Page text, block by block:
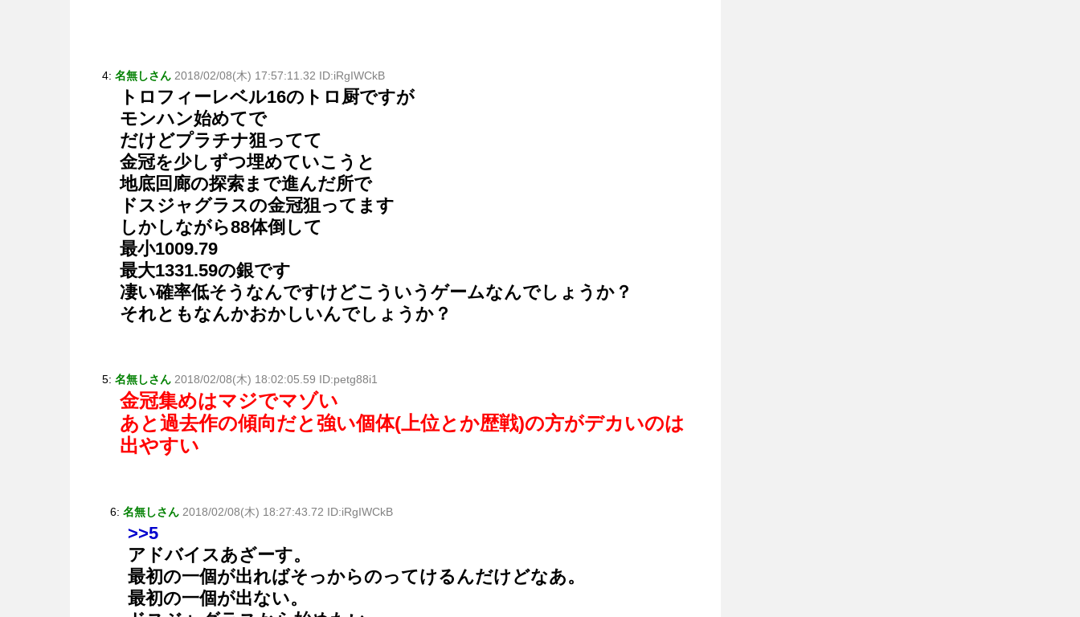
4: 名無しさん 2018/02/08(木) 17:57:11.32 ID:iRgIWCkB
トロフィーレベル16のトロ厨ですが
モンハン始めてで
だけどプラチナ狙ってて
金冠を少しずつ埋めていこうと
地底回廊の探索まで進んだ所で
ドスジャグラスの金冠狙ってます
しかしながら88体倒して
最小1009.79
最大1331.59の銀です
凄い確率低そうなんですけどこういうゲームなんでしょうか？
それともなんかおかしいんでしょうか？
5: 名無しさん 2018/02/08(木) 18:02:05.59 ID:petg88i1
金冠集めはマジでマゾい
あと過去作の傾向だと強い個体(上位とか歴戦)の方がデカいのは
出やすい
6: 名無しさん 2018/02/08(木) 18:27:43.72 ID:iRgIWCkB
>>5
アドバイスあざーす。
最初の一個が出ればそっからのってけるんだけどなあ。
最初の一個が出ない。